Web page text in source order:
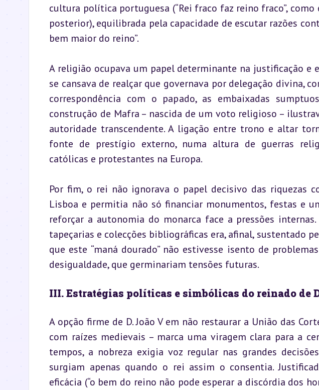
cultura política portuguesa (“Rei fraco faz reino fraco”,
posterior), equilibrada pela capacidade de escutar razões
bem maior do reino”.
A religião ocupava um papel determinante na justificação e
se cansava de realçar que governava por delegação divina,
correspondência com o papado, as embaixadas
construção de Mafra – nascida de um voto religioso –
autoridade transcendente. A ligação entre trono e altar
fonte de prestígio externo, numa altura de guerras
católicas e protestantes na Europa.
Por fim, o rei não ignorava o papel decisivo das riquezas
Lisboa e permitia não só financiar monumentos, festas e
reforçar a autonomia do monarca face a pressões
tapeçarias e colecções bibliográficas era, afinal, sustentado
que este “maná dourado” não estivesse isento de
desigualdade, que germinariam tensões futuras.
III. Estratégias políticas e simbólicas do reinado de
A opção firme de D. João V em não restaurar a União das
com raízes medievais – marca uma viragem clara para a
tempos, a nobreza exigia voz regular nas grandes
surgiam apenas quando o rei assim o consentia.
eficácia (“o bem do reino não pode esperar a discórdia dos